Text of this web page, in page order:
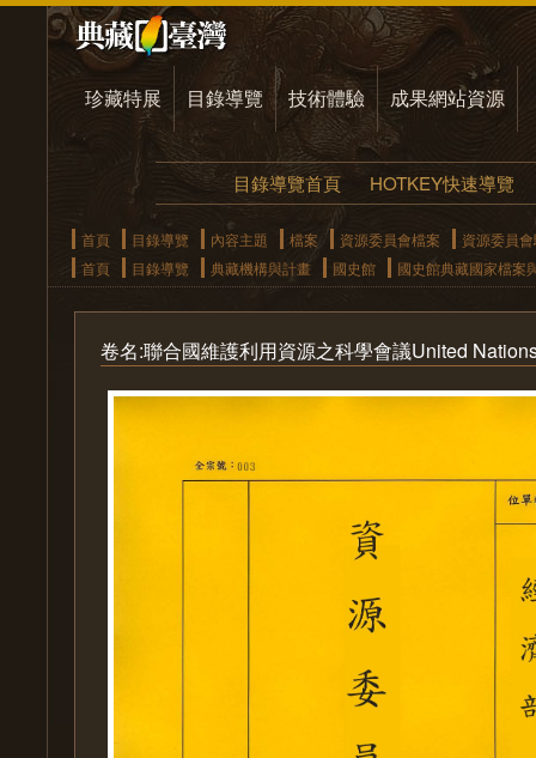
珍藏特展 目錄導覽 技術體驗 成果網站資源
目錄導覽首頁 HOTKEY快速導覽
首頁 目錄導覽 內容主題 檔案 資源委員會檔案
資源委員
首頁
目錄導覽 典藏機構與計畫 國史館 國史館典藏國家檔案
卷名:聯合國維護利用資源之科學會議United